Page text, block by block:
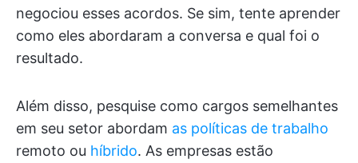
negociou esses acordos. Se sim, tente aprender
como eles abordaram a conversa e qual foi o
resultado.
Além disso, pesquise como cargos semelhantes
em seu setor abordam as políticas de trabalho
remoto ou híbrido. As empresas estão